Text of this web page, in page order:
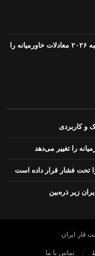
توافق دفاعی سه‌جانبه ۲۰۲۶ معادلات خاورمیانه را
ڤار ايران
تماس با ما